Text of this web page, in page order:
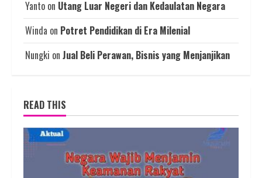
Yanto on Utang Luar Negeri dan Kedaulatan Negara
Winda on Potret Pendidikan di Era Milenial
Nungki on Jual Beli Perawan, Bisnis yang Menjanjikan
READ THIS